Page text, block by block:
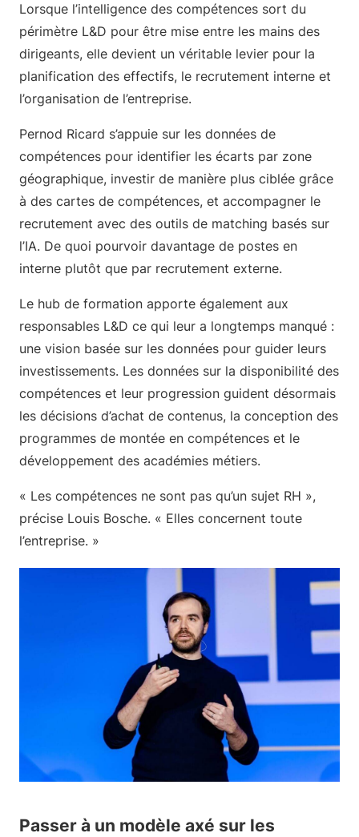
Lorsque l’intelligence des compétences sort du
périmètre L&D pour être mise entre les mains des
dirigeants, elle devient un véritable levier pour la
planification des effectifs, le recrutement interne et
l’organisation de l’entreprise.
Pernod Ricard s’appuie sur les données de
compétences pour identifier les écarts par zone
géographique, investir de manière plus ciblée grâce
à des cartes de compétences, et accompagner le
recrutement avec des outils de matching basés sur
l’IA. De quoi pourvoir davantage de postes en
interne plutôt que par recrutement externe.
Le hub de formation apporte également aux
responsables L&D ce qui leur a longtemps manqué :
une vision basée sur les données pour guider leurs
investissements. Les données sur la disponibilité des
compétences et leur progression guident désormais
les décisions d’achat de contenus, la conception des
programmes de montée en compétences et le
développement des académies métiers.
« Les compétences ne sont pas qu’un sujet RH »,
précise Louis Bosche. « Elles concernent toute
l’entreprise. »
Passer à un modèle axé sur les